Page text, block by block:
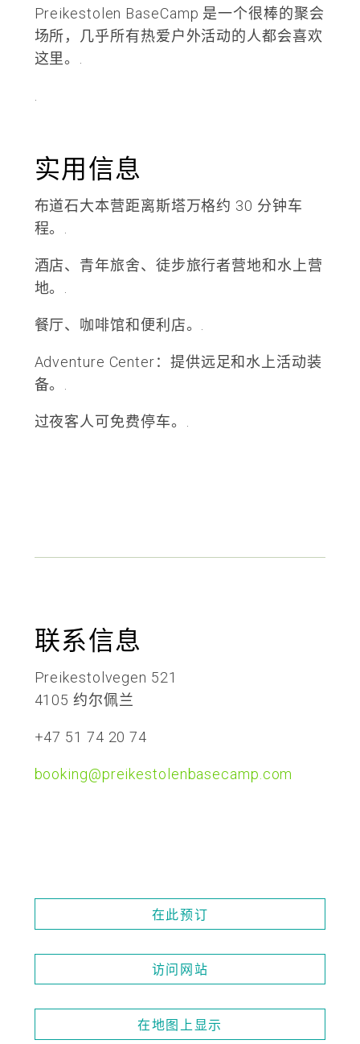
Preikestolen BaseCamp 是一个很棒的聚会
场所，几乎所有热爱户外活动的人都会喜欢
这里。.
实用信息
布道石大本营距离斯塔万格约 30 分钟车
程。.
酒店、青年旅舍、徒步旅行者营地和水上营
地。.
餐厅、咖啡馆和便利店。.
Adventure Center：提供远足和水上活动装
备。.
过夜客人可免费停车。.
联系信息
Preikestolvegen 521
4105 约尔佩兰
+47 51 74 20 74
booking@preikestolenbasecamp.com
在此预订
访问网站
在地图上显示